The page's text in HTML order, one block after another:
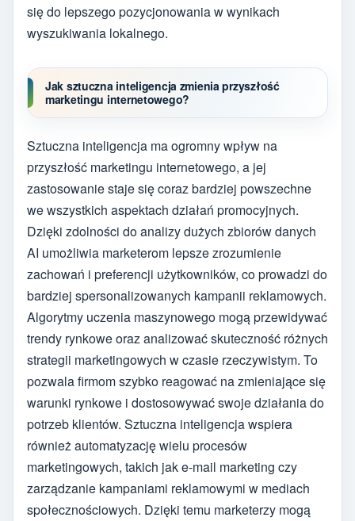
się do lepszego pozycjonowania w wynikach
wyszukiwania lokalnego.
Jak sztuczna inteligencja zmienia przyszłość
marketingu internetowego?
Sztuczna inteligencja ma ogromny wpływ na
przyszłość marketingu internetowego, a jej
zastosowanie staje się coraz bardziej powszechne
we wszystkich aspektach działań promocyjnych.
Dzięki zdolności do analizy dużych zbiorów danych
AI umożliwia marketerom lepsze zrozumienie
zachowań i preferencji użytkowników, co prowadzi do
bardziej spersonalizowanych kampanii reklamowych.
Algorytmy uczenia maszynowego mogą przewidywać
trendy rynkowe oraz analizować skuteczność różnych
strategii marketingowych w czasie rzeczywistym. To
pozwala firmom szybko reagować na zmieniające się
warunki rynkowe i dostosowywać swoje działania do
potrzeb klientów. Sztuczna inteligencja wspiera
również automatyzację wielu procesów
marketingowych, takich jak e-mail marketing czy
zarządzanie kampaniami reklamowymi w mediach
społecznościowych. Dzięki temu marketerzy mogą